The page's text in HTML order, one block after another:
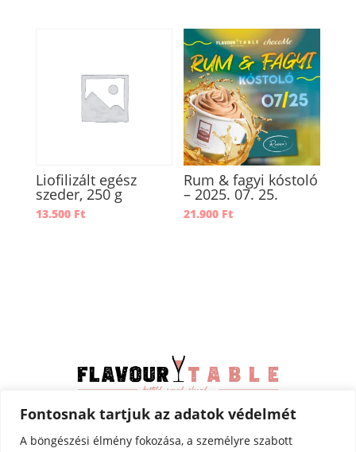
Fontosnak tartjuk az adatok védelmét
A böngészési élmény fokozása, a személyre szabott
Liofilizált egész
szeder, 250 g
13.500 Ft
Rum & fagyi kóstoló
– 2025. 07. 25.
21.900 Ft
Minden jog fenntartva –© Flavourtable 2025
Adatkezelési tájékoztató (GDPR)